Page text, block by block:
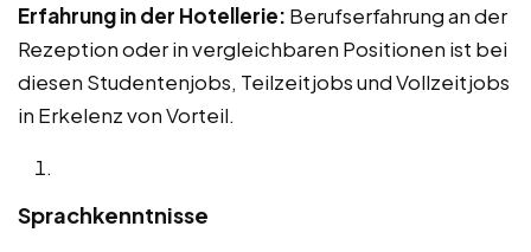
Erfahrung in der Hotellerie: Berufserfahrung an der
Rezeption oder in vergleichbaren Positionen ist bei
diesen Studentenjobs, Teilzeitjobs und Vollzeitjobs
in Erkelenz von Vorteil.
Sprachkenntnisse